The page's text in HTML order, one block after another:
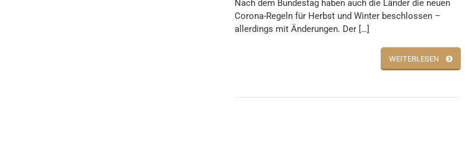
Nach dem Bundestag haben auch die Länder die neuen
Corona-Regeln für Herbst und Winter beschlossen –
allerdings mit Änderungen. Der […]
WEITERLESEN